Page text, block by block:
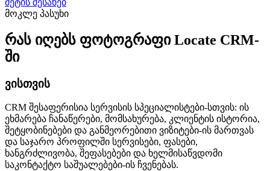
მოკლე პასუხი
რას იღებს ფოტოგრაფი Locate CRM-
ში
ვისთვის
CRM შესაფერისია სერვისის სპეციალისტები-სთვის: ის
ეხმარება ჩანაწერები, მომსახურება, კლიენტის ისტორია,
შეტყობინებები და განმეორებითი ვიზიტები-ის მართვას
და საჯარო პროფილში სერვისები, ფასები,
ხანგრძლივობა, შეფასებები და ხელმისაწვდომი
საკონტაქტო საშუალებები-ის ჩვენებას.